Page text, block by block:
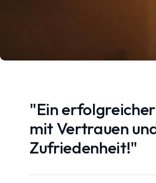
"Ein
mit Vertrauen
Zufriedenheit!"